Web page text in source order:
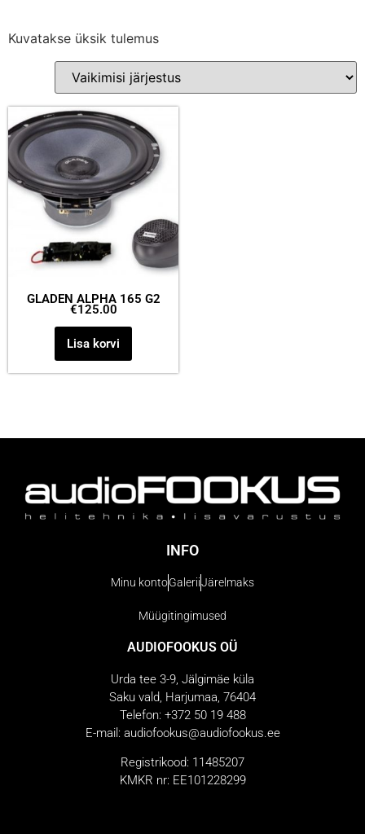
Kuvatakse üksik tulemus
GLADEN ALPHA 165 G2
€125.00
Lisa korvi
INFO
Minu kontoGaleriiJärelmaks
Müügitingimused
AUDIOFOOKUS OÜ
Urda tee 3-9, Jälgimäe küla
Saku vald, Harjumaa, 76404
Telefon: +372 50 19 488
E-mail: audiofookus@audiofookus.ee
Registrikood: 11485207
KMKR nr: EE101228299